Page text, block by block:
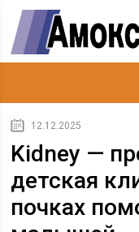
12.12.2025
Kidney —
детская
почках